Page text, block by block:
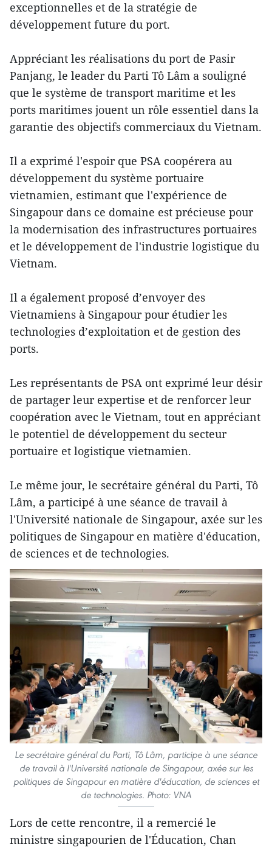
exceptionnelles et de la stratégie de
développement future du port.
Appréciant les réalisations du port de Pasir
Panjang, le leader du Parti Tô Lâm a souligné
que le système de transport maritime et les
ports maritimes jouent un rôle essentiel dans la
garantie des objectifs commerciaux du Vietnam.
Il a exprimé l'espoir que PSA coopérera au
développement du système portuaire
vietnamien, estimant que l'expérience de
Singapour dans ce domaine est précieuse pour
la modernisation des infrastructures portuaires
et le développement de l'industrie logistique du
Vietnam.
Il a également proposé d’envoyer des
Vietnamiens à Singapour pour étudier les
technologies d’exploitation et de gestion des
ports.
Les représentants de PSA ont exprimé leur désir
de partager leur expertise et de renforcer leur
coopération avec le Vietnam, tout en appréciant
le potentiel de développement du secteur
portuaire et logistique vietnamien.
Le même jour, le secrétaire général du Parti, Tô
Lâm, a participé à une séance de travail à
l'Université nationale de Singapour, axée sur les
politiques de Singapour en matière d'éducation,
de sciences et de technologies.
Le secrétaire général du Parti, Tô Lâm, participe à une séance
de travail à l'Université nationale de Singapour, axée sur les
politiques de Singapour en matière d'éducation, de sciences et
de technologies. Photo: VNA
Lors de cette rencontre, il a remercié le
ministre singapourien de l'Éducation, Chan